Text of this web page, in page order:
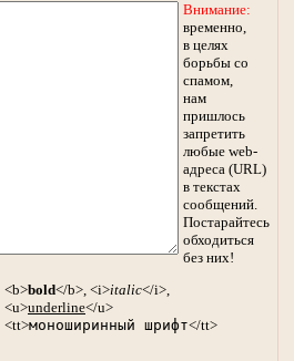
Внимание:
временно,
в целях
борьбы со
спамом,
нам
пришлось
запретить
любые web-
адреса (URL)
в текстах
сообщений.
Постарайтесь
обходиться
без них!
<b>bold</b>, <i>italic</i>,
<u>underline</u>
<tt>моноширинный шрифт</tt>